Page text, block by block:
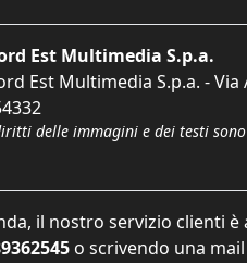
Est Multimedia S.p.a.
Est Multimedia S.p.a. - Via
delle immagini e dei testi
il nostro servizio clienti
o scrivendo una mail